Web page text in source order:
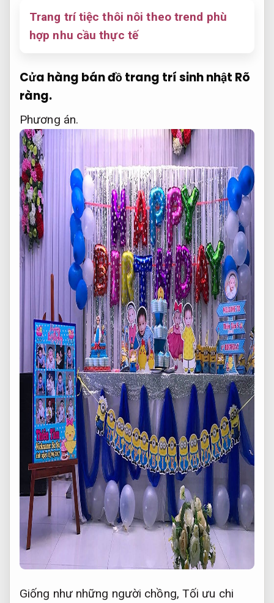
Trang trí tiệc thôi nôi theo trend phù
hợp nhu cầu thực tế
Cửa hàng bán đồ trang trí sinh nhật Rõ
ràng.
Phương án.
Giống như những người chồng, Tối ưu chi